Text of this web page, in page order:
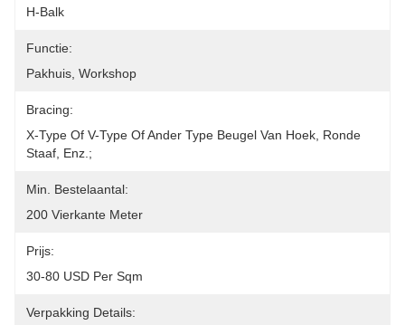
H-Balk
Functie:
Pakhuis, Workshop
Bracing:
X-Type Of V-Type Of Ander Type Beugel Van Hoek, Ronde
Staaf, Enz.;
Min. Bestelaantal:
200 Vierkante Meter
Prijs:
30-80 USD Per Sqm
Verpakking Details: